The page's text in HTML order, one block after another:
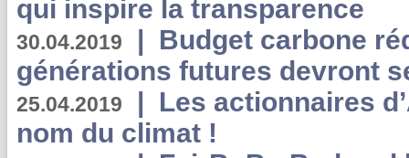
qui inspire la transparence
30.04.2019 | Budget carbone
générations futures devront
25.04.2019 | Les actionnaires
nom du climat !